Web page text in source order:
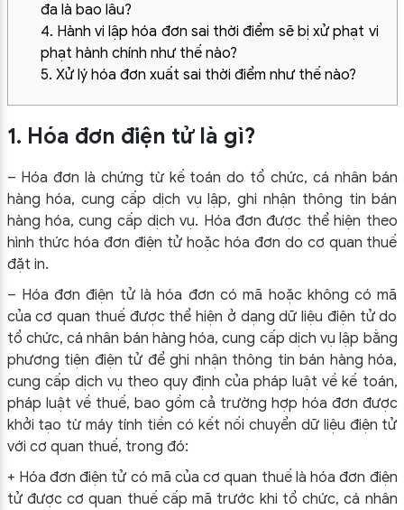
đa là bao lâu?
4. Hành vi lập hóa đơn sai thời điểm sẽ bị xử phạt vi
phạt hành chính như thế nào?
5. Xử lý hóa đơn xuất sai thời điểm như thế nào?
1. Hóa đơn điện tử là gì?
– Hóa đơn là chứng từ kế toán do tổ chức, cá nhân bán
hàng hóa, cung cấp dịch vụ lập, ghi nhận thông tin bán
hàng hóa, cung cấp dịch vụ. Hóa đơn được thể hiện theo
hình thức hóa đơn điện tử hoặc hóa đơn do cơ quan thuế
đặt in.
– Hóa đơn điện tử là hóa đơn có mã hoặc không có mã
của cơ quan thuế được thể hiện ở dạng dữ liệu điện tử do
tổ chức, cá nhân bán hàng hóa, cung cấp dịch vụ lập bằng
phương tiện điện tử để ghi nhận thông tin bán hàng hóa,
cung cấp dịch vụ theo quy định của pháp luật về kế toán,
pháp luật về thuế, bao gồm cả trường hợp hóa đơn được
khởi tạo từ máy tính tiền có kết nối chuyển dữ liệu điện tử
với cơ quan thuế, trong đó:
+ Hóa đơn điện tử có mã của cơ quan thuế là hóa đơn điện
tử được cơ quan thuế cấp mã trước khi tổ chức, cá nhân